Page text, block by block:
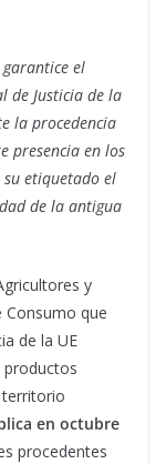
el
de Justicia de la
la procedencia
presencia en los
etiquetado el
de la antigua
y
Consumo que
de la UE
territorio
en octubre
procedentes